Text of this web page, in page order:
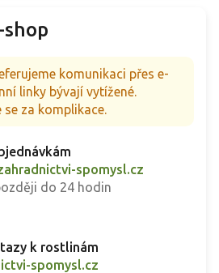
komunikaci přes e-
linky bývají vytížené.
za komplikace.
spomysl.cz
do 24 hodin
k rostlinám
spomysl.cz